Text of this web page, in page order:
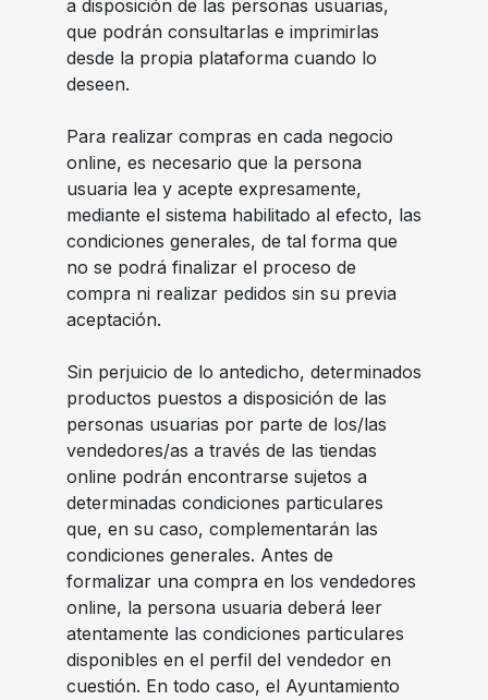
a disposición de las personas usuarias,
que podrán consultarlas e imprimirlas
desde la propia plataforma cuando lo
deseen.
Para realizar compras en cada negocio
online, es necesario que la persona
usuaria lea y acepte expresamente,
mediante el sistema habilitado al efecto, las
condiciones generales, de tal forma que
no se podrá finalizar el proceso de
compra ni realizar pedidos sin su previa
aceptación.
Sin perjuicio de lo antedicho, determinados
productos puestos a disposición de las
personas usuarias por parte de los/las
vendedores/as a través de las tiendas
online podrán encontrarse sujetos a
determinadas condiciones particulares
que, en su caso, complementarán las
condiciones generales. Antes de
formalizar una compra en los vendedores
online, la persona usuaria deberá leer
atentamente las condiciones particulares
disponibles en el perfil del vendedor en
cuestión. En todo caso, el Ayuntamiento